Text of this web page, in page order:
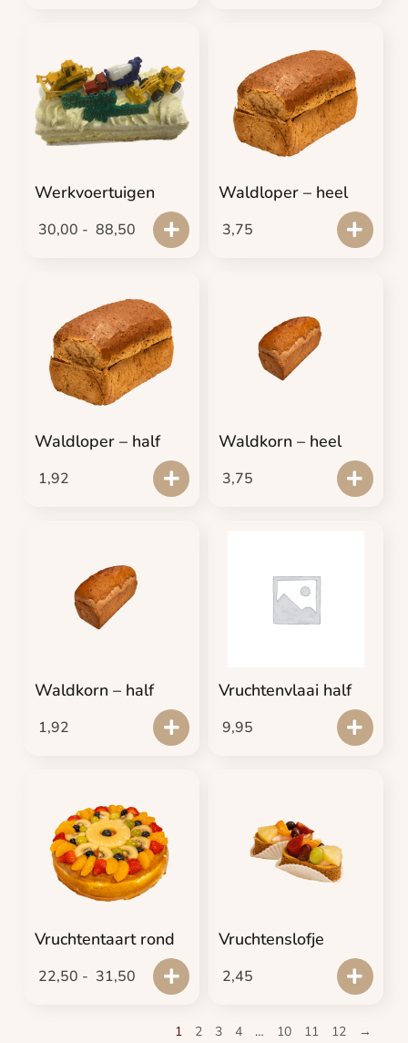
Werkvoertuigen
30,00 - 88,50
Waldloper – heel
3,75
Waldloper – half
1,92
Waldkorn – heel
3,75
Waldkorn – half
1,92
Vruchtenvlaai half
9,95
Vruchtentaart rond
22,50 - 31,50
Vruchtenslofje
2,45
1 2 3 4 … 10 11 12 →